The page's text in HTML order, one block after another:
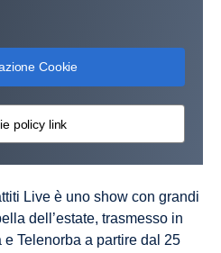
Cookie
policy link
Live è uno show con grandi
dell’estate, trasmesso in
Telenorba a partire dal 25